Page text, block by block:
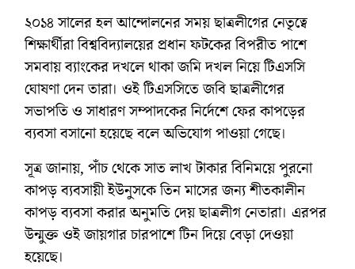
২০১৪ সালের হল আন্দোলনের সময় ছাত্রলীগের নেতৃত্বে
শিক্ষার্থীরা বিশ্ববিদ্যালয়ের প্রধান ফটকের বিপরীত পাশে
সমবায় ব্যাংকের দখলে থাকা জমি দখল নিয়ে টিএসসি
ঘোষণা দেন তারা। ওই টিএসসিতে জবি ছাত্রলীগের
সভাপতি ও সাধারণ সম্পাদকের নির্দেশে ফের কাপড়ের
ব্যবসা বসানো হয়েছে বলে অভিযোগ পাওয়া গেছে।
সূত্র জানায়, পাঁচ থেকে সাত লাখ টাকার বিনিময়ে পুরনো
কাপড় ব্যবসায়ী ইউনুসকে তিন মাসের জন্য শীতকালীন
কাপড় ব্যবসা করার অনুমতি দেয় ছাত্রলীগ নেতারা। এরপর
উন্মুক্ত ওই জায়গার চারপাশে টিন দিয়ে বেড়া দেওয়া
হয়েছে।